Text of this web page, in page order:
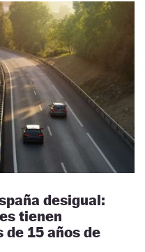
desigual:
tienen
15 años de